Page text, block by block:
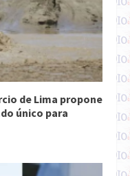
de Lima propone
único para